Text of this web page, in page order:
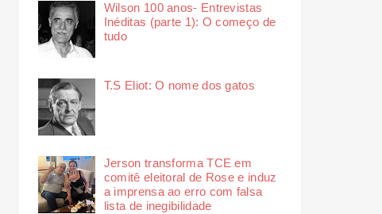
Wilson 100 anos- Entrevistas
Inéditas (parte 1): O começo de
tudo
T.S Eliot: O nome dos gatos
Jerson transforma TCE em
comitê eleitoral de Rose e induz
a imprensa ao erro com falsa
lista de inegibilidade